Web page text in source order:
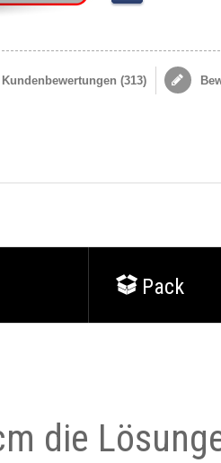
Kundenbewertungen (313)
Pack
die